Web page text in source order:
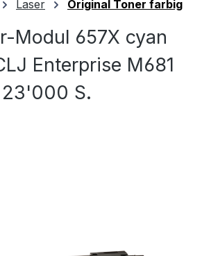
Laser Original Toner farbig
Modul 657X cyan
Enterprise M681
23'000 S.